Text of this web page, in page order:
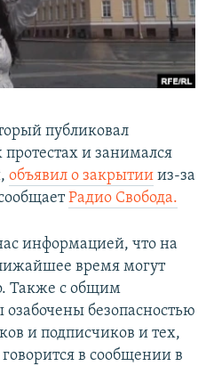
публиковал
и занимался
объявил о закрытии из-за
Радио Свобода.
информацией, что на
время могут
Также с общим
безопасностью
и подписчиков и тех,
в сообщении в